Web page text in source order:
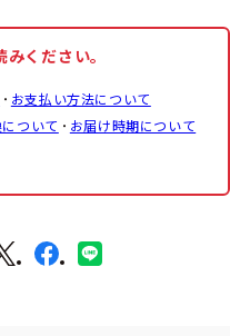
ください。
お支払い方法について
ついて
お届け時期について